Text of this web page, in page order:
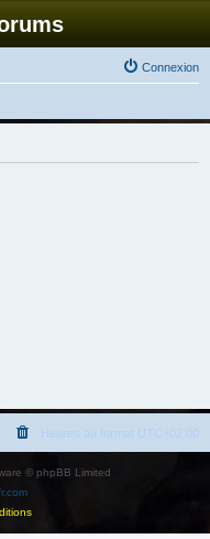
Connexion
UTC+02:00
© phpBB Limited